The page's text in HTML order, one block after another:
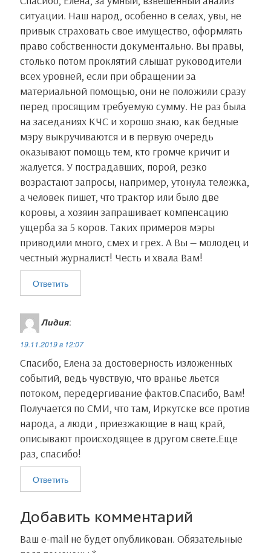
n
k
т
ь
ситуации. Наш народ, особенно в селах, увы, не
привык страховать свое имущество, оформлять
право собственности документально. Вы правы,
столько потом проклятий слышат руководители
всех уровней, если при обращении за
материальной помощью, они не положили сразу
перед просящим требуемую сумму. Не раз была
на заседаниях КЧС и хорошо знаю, как бедные
мэру выкручиваются и в первую очередь
оказывают помощь тем, кто громче кричит и
жалуется. У пострадавших, порой, резко
возрастают запросы, например, утонула тележка,
а человек пишет, что трактор или было две
коровы, а хозяин запрашивает компенсацию
ущерба за 5 коров. Таких примеров мэры
приводили много, смех и грех. А Вы — молодец и
честный журналист! Честь и хвала Вам!
Ответить
Лидия:
19.11.2019 в 12:07
Спасибо, Елена за достоверность изложенных
событий, ведь чувствую, что вранье льется
потоком, передергивание фактов.Спасибо, Вам!
Получается по СМИ, что там, Иркутске все против
народа, а люди , приезжающие в нащ край,
описывают происходящее в другом свете.Еще
раз, спасибо!
Ответить
Добавить комментарий
Ваш e-mail не будет опубликован. Обязательные